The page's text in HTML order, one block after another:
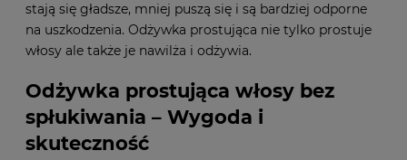
stają się gładsze, mniej puszą się i są bardziej odporne
na uszkodzenia. Odżywka prostująca nie tylko prostuje
włosy ale także je nawilża i odżywia.
Odżywka prostująca włosy bez
spłukiwania – Wygoda i
skuteczność